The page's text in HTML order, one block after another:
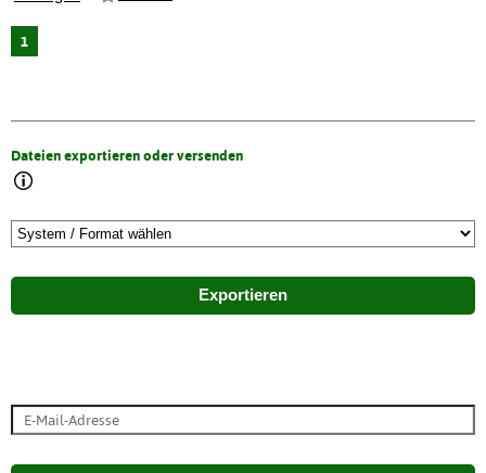
1
Dateien exportieren oder versenden
Exportieren